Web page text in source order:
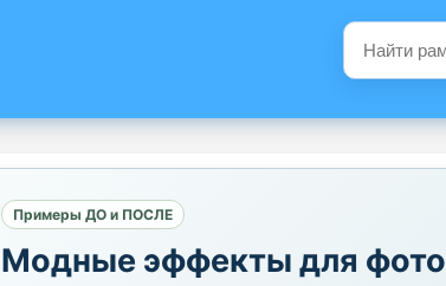
Примеры ДО и ПОСЛЕ
Модные эффекты для фото